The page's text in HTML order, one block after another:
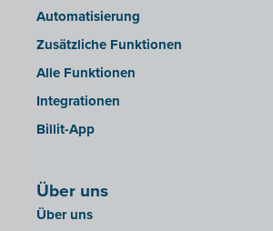
Automatisierung
Zusätzliche Funktionen
Alle Funktionen
Integrationen
Billit-App
Über uns
Über uns